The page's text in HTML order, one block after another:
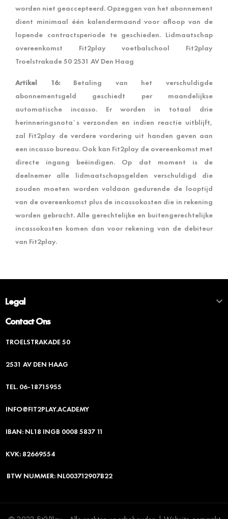
worden niet geaccepteerd. Opzeggen van het abonnement
dient minimaal één kalendermaand voor afloop van de
lopende contractsperiode te geschieden. Lidmaatschap
overeenkomst Fit2play voetbalschool Fit2play
Troelstrakade 50 2531 AV Den Haag
Artikel 16:Betaling van het verschuldigde
abonnementsgeld geschiedt per maandelijkse
automatische incasso. Er worden in totaal drie
herinneringsnota`s verzonden en indien reactie uitblijft,
zal Fit2play de verdere vordering uit handen geven aan
een incasso bureau. Ook kan Fit2play de overeenkomst met
directe ingang beëindigen. Op dat moment is de
deelnemer alle lidmaatschapsgelden verschuldigd die
zouden moeten worden voldaan gedurende de looptijd
van de overeenkomst plus de incassokosten die in rekening
worden gebracht. Alle gerechtelijke en buitengerechtelijke
incassokosten komen dan voor rekening van de debiteur
van Fit2play.
Legal 
Contact Ons
TROELSTRAKADE 50
2531 AV DEN HAAG
TEL. 06-18715955
INFO@FIT2PLAY.ACADEMY
IBAN: NL18 INGB 0008 5837 11
KVK: 82669554
BTW NUMMER: NL003712907B22